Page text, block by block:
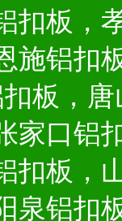
扣板，
施铝扣
板，
家口铝
扣板，
泉铝扣